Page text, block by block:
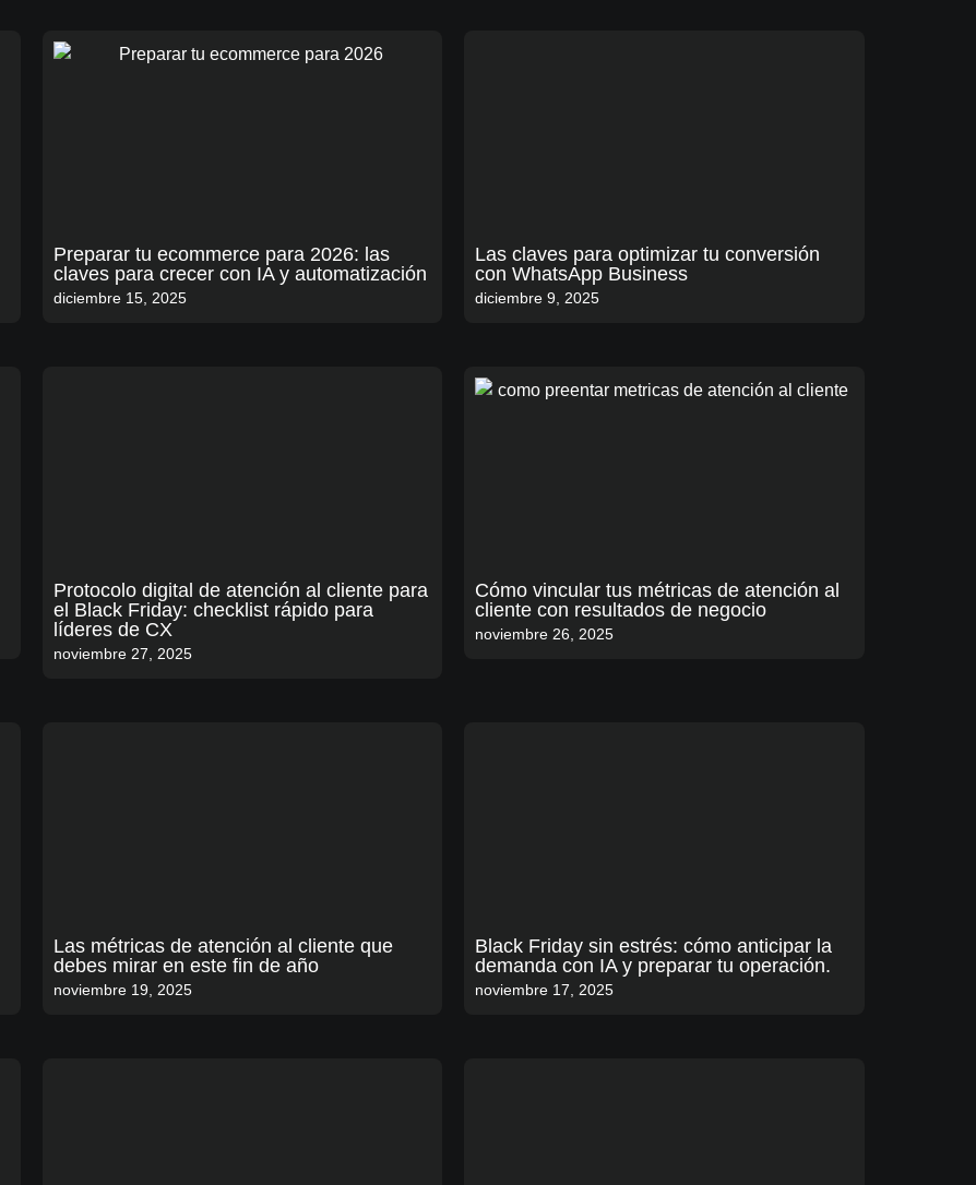
Preparar tu ecommerce para 2026: las
claves para crecer con IA y automatización
diciembre 15, 2025
Las claves para optimizar tu conversión
con WhatsApp Business
diciembre 9, 2025
Protocolo digital de atención al cliente para
el Black Friday: checklist rápido para
líderes de CX
noviembre 27, 2025
Cómo vincular tus métricas de atención al
cliente con resultados de negocio
noviembre 26, 2025
Las métricas de atención al cliente que
debes mirar en este fin de año
noviembre 19, 2025
Black Friday sin estrés: cómo anticipar la
demanda con IA y preparar tu operación.
noviembre 17, 2025